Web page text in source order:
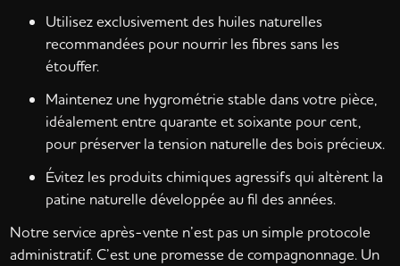
Utilisez exclusivement des huiles naturelles
recommandées pour nourrir les fibres sans les
étouffer.
Maintenez une hygrométrie stable dans votre pièce,
idéalement entre quarante et soixante pour cent,
pour préserver la tension naturelle des bois précieux.
Évitez les produits chimiques agressifs qui altèrent la
patine naturelle développée au fil des années.
Notre service après-vente n’est pas un simple protocole
administratif. C’est une promesse de compagnonnage. Un